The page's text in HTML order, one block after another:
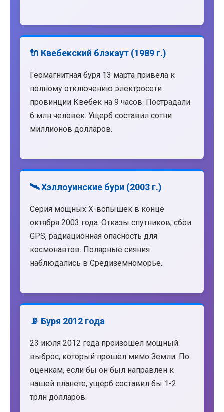
🔌 Квебекский блэкаут (1989 г.)
Геомагнитная буря 13 марта привела к
полному отключению электросети
провинции Квебек на 9 часов. Пострадали
6 млн человек. Ущерб составил сотни
миллионов долларов.
🛰️ Хэллоуинские бури (2003 г.)
Серия мощных X-вспышек в конце
октября 2003 года. Отказы спутников, сбои
GPS, радиационная опасность для
космонавтов. Полярные сияния
наблюдались в Средиземноморье.
📡 Буря 2012 года
23 июля 2012 года произошел мощный
выброс, который прошел мимо Земли. По
оценкам, если бы он был направлен к
нашей планете, ущерб составил бы 1-2
трлн долларов.